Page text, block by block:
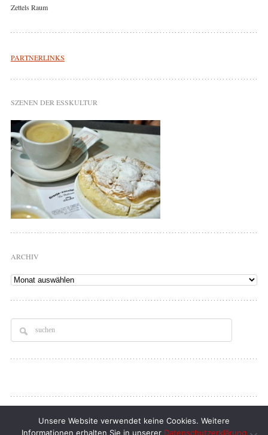
Zettels Raum
PARTNERLINKS
SZENEN DER ESSKULTUR
ARCHIV
Archiv
Copyright © 2026Tellerrand. All rights Reserved.
Unsere Website verwendet keine Cookies. Weitere
Informationen erhalten Sie in unserer Datenschutzerklärung